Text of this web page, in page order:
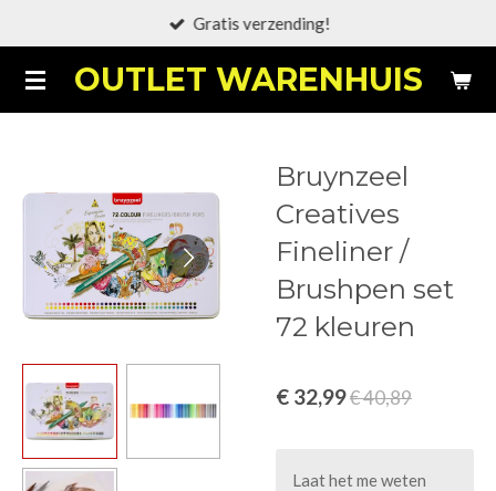
naar
de
OUTLET WARENHUIS
Gratis verzending!
Bruynzeel
Creatives
Fineliner /
Brushpen set
72 kleuren
€ 32,99€ 40,89
Laat het me weten